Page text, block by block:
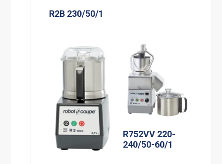
R2B 230/50/1
R752VV 220-
240/50-60/1